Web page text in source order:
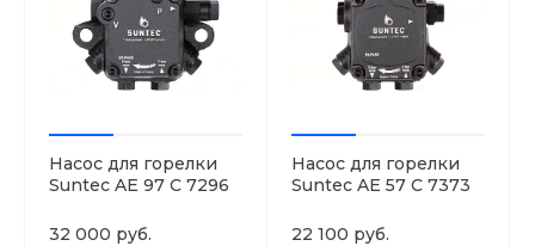
Насос для горелки
Suntec AE 97 C 7296
32 000 руб.
Насос для горелки
Suntec AE 57 C 7373
22 100 руб.